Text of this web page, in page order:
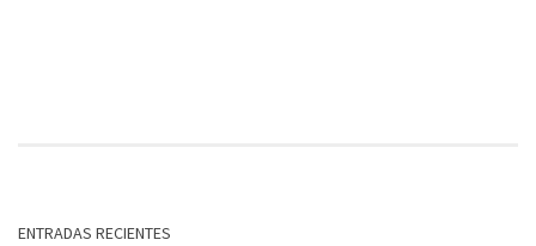
ENTRADAS RECIENTES